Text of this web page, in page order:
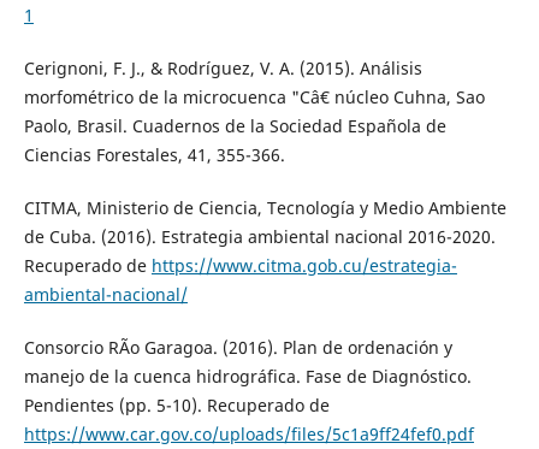
1
Cerignoni, F. J., & Rodríguez, V. A. (2015). Análisis
morfométrico de la microcuenca "Câ€ núcleo Cuhna, Sao
Paolo, Brasil. Cuadernos de la Sociedad Española de
Ciencias Forestales, 41, 355-366.
CITMA, Ministerio de Ciencia, Tecnología y Medio Ambiente
de Cuba. (2016). Estrategia ambiental nacional 2016-2020.
Recuperado de https://www.citma.gob.cu/estrategia-
ambiental-nacional/
Consorcio RÃ­o Garagoa. (2016). Plan de ordenación y
manejo de la cuenca hidrográfica. Fase de Diagnóstico.
Pendientes (pp. 5-10). Recuperado de
https://www.car.gov.co/uploads/files/5c1a9ff24fef0.pdf